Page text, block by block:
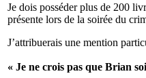
Je dois posséder plus de 200
présente lors de la soirée du
J’attribuerais une mention
« Je ne crois pas que Brian